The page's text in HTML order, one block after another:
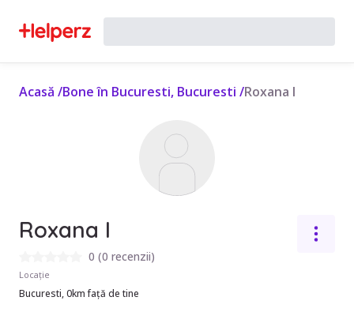
Acasă /Bone în Bucuresti, Bucuresti /Roxana I
Roxana I
0 (0 recenzii)
Locație
Bucuresti, 0km față de tine